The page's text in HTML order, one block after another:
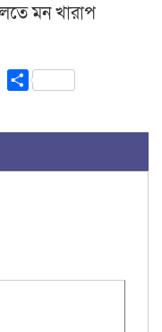
মন খারাপ
ViberShare